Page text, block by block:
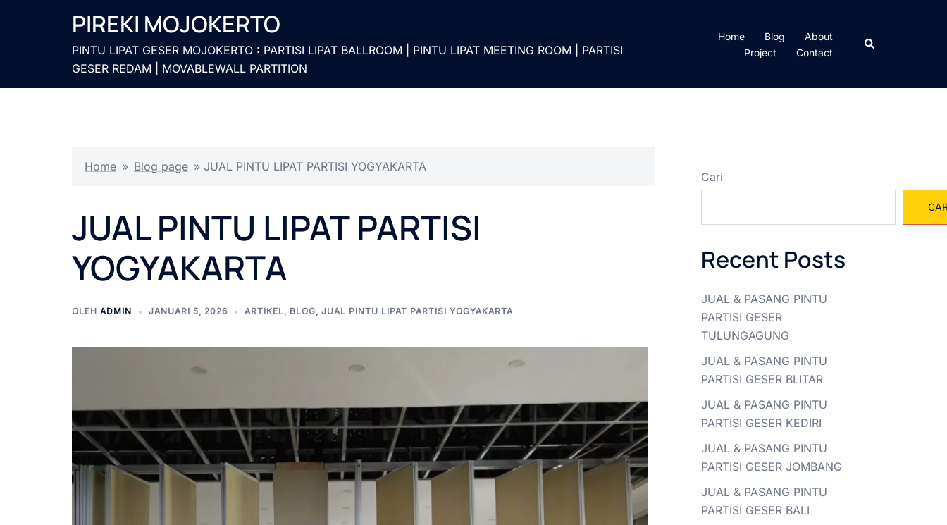
PIREKI MOJOKERTO
PINTU LIPAT GESER MOJOKERTO : PARTISI LIPAT BALLROOM | PINTU LIPAT MEETING ROOM | PARTISI
GESER REDAM | MOVABLEWALL PARTITION
Home Blog
About
Project
Contact
Cari
Home » Blog page » JUAL PINTU LIPAT PARTISI YOGYAKARTA
JUAL PINTU LIPAT PARTISI
YOGYAKARTA
OLEH ADMIN JANUARI 5, 2026 ARTIKEL, BLOG, JUAL PINTU LIPAT PARTISI YOGYAKARTA
Cari
Recent Posts
JUAL & PASANG PINTU
PARTISI GESER
TULUNGAGUNG
JUAL & PASANG PINTU
PARTISI GESER BLITAR
JUAL & PASANG PINTU
PARTISI GESER KEDIRI
JUAL & PASANG PINTU
PARTISI GESER JOMBANG
JUAL & PASANG PINTU
PARTISI GESER BALI